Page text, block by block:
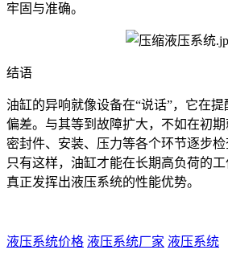
牢固与准确。
结语
油缸的异响就像设备在“说话”，它在
偏差。与其等到故障扩大，不如在初期
密封件、安装、压力等各个环节逐步检
只有这样，油缸才能在长期高负荷的工
真正发挥出液压系统的性能优势。
液压系统价格 液压系统厂家 液压系统